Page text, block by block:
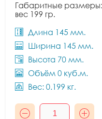
Габаритные
вес 199 гр.
Длина 145 мм.
Ширина 145 мм.
Высота 70 мм.
Объём 0 куб.м.
Вес: 0.199 кг.